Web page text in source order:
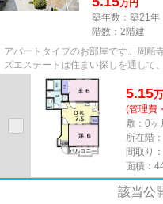
万円
築年数：築21年
階数：2階建
アパートタイプのお部屋です。周船
ズエステートは住まい探しを通して
岡市西区地域の不動産情報をお...
5.15万
(管理費
敷：0ヶ
所在階
間取り
面積：
該当公